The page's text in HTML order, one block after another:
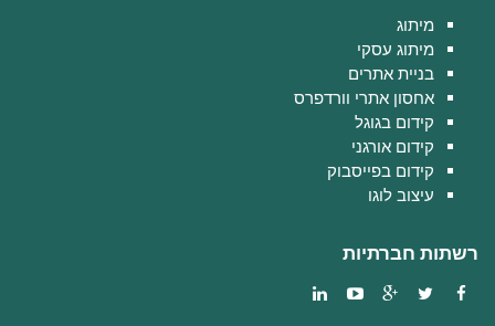
מיתוג
מיתוג עסקי
בניית אתרים
אחסון אתרי וורדפרס
קידום בגוגל
קידום אורגני
קידום בפייסבוק
עיצוב לוגו
רשתות חברתיות